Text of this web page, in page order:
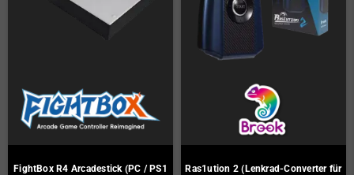
FightBox R4 Arcadestick (PC / PS1
Ras1ution 2 (Lenkrad-Converter für